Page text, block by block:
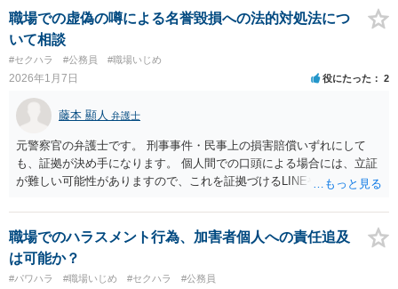
職場での虚偽の噂による名誉毀損への法的対処法につ
いて相談
#セクハラ #公務員 #職場いじめ
2026年1月7日 役にたった 2
藤本 顯人 弁護士
元警察官の弁護士です。 刑事事件・民事上の損害賠償いずれにして
も、証拠が決め手になります。 個人間での口頭による場合には、立証
が難しい可能性がありますので、これを証拠づけるLINEやメールなど
ば立証の見込みがあると思います。 また、一人よりも複数人の方が、
公然性や悪質性を言いやすいので、この点も同様です。 いずれにせ
よ、一度、直接ご相談した方が良いと思います。
職場でのハラスメント行為、加害者個人への責任追及
は可能か？
#パワハラ #職場いじめ #セクハラ #公務員